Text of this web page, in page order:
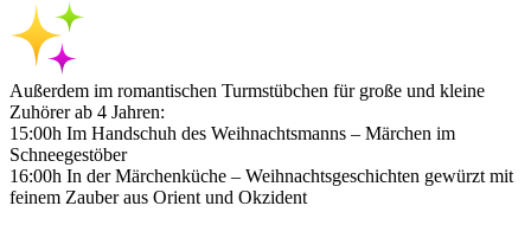
Außerdem im romantischen Turmstübchen für große und kleine
Zuhörer ab 4 Jahren:
15:00h Im Handschuh des Weihnachtsmanns – Märchen im
Schneegestöber
16:00h In der Märchenküche – Weihnachtsgeschichten gewürzt mit
feinem Zauber aus Orient und Okzident